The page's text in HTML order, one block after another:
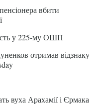
вбити
у 225-му ОШП
отримав відзнаку
вуха Арахамії і Єрмака